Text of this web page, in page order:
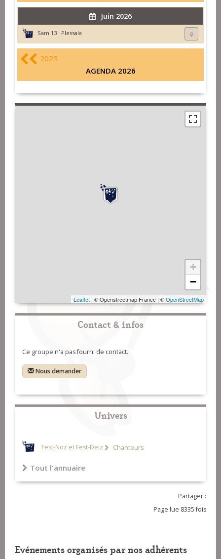
Juin 2026
Sam 13 : Plessala
2025
AGENDA 2026
+
−
Leaflet | © Openstreetmap France | ©OpenStreetMap
Contact & infos
Ce groupe n'a pas fourni de contact.
Nous demander
Univers
Fest-Noz et Fest-Deiz Chanteurs
Tout l'annuaire
Partager :
Page lue 8335 fois
Evénements organisés par nos adhérents